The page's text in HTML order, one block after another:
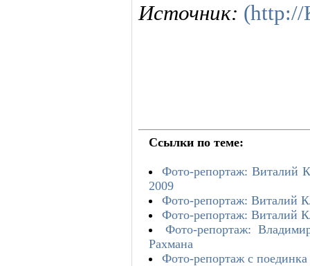
Источник: (http://
Ссылки по теме:
Фото-репортаж: Виталий
2009
Фото-репортаж: Виталий
Фото-репортаж: Виталий
Фото-репортаж:
Рахмана
Фото-репортаж с